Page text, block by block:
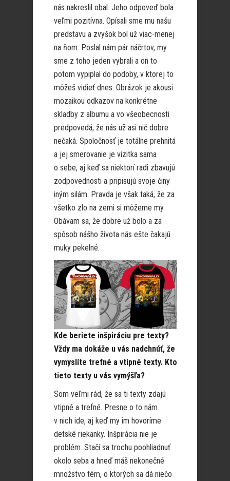
nás nakreslil obal. Jeho odpoveď bola
veľmi pozitívna. Opísali sme mu našu
predstavu a zvyšok bol už viac-menej
na ňom. Poslal nám pár náčrtov, my
sme z toho jeden vybrali a on to
potom vypiplal do podoby, v ktorej to
môžeš vidieť dnes. Obrázok je akousi
mozaikou odkazov na konkrétne
skladby z albumu a vo všeobecnosti
predpovedá, že nás už asi nič dobre
nečaká. Spoločnosť je totálne prehnitá
a jej smerovanie je vizitka sama
o sebe, aj keď sa niektorí radi zbavujú
zodpovednosti a pripisujú svoje činy
iným silám. Pravda je však taká, že za
všetko zlo na zemi si môžeme my.
Obávam sa, že dobre už bolo a za
spôsob nášho života nás ešte čakajú
muky pekelné.
Kde beriete inšpiráciu pre texty?
Vždy ma dokáže u vás nadchnúť, že
vymyslíte trefné a vtipné texty. Kto
tieto texty u vás vymýšľa?
Som veľmi rád, že sa ti texty zdajú
vtipné a trefné. Presne o to nám
v nich ide, aj keď my im hovoríme
detské riekanky. Inšpirácia nie je
problém. Stačí sa trochu poohliadnuť
okolo seba a hneď máš nekonečné
množstvo tém, o ktorých sa dá niečo